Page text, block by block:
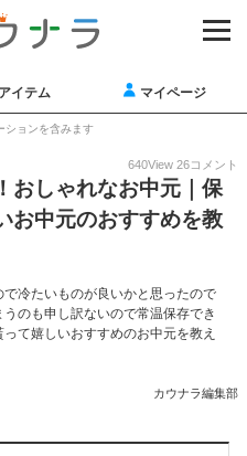
イテム マイページ
ションを含みます
640View 26コメント
おしゃれなお中元｜保
お中元のおすすめを教
冷たいものが良いかと思ったので
のも申し訳ないので常温保存でき
て嬉しいおすすめのお中元を教え
カウナラ編集部